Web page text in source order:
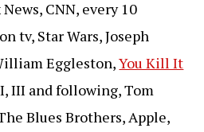
CNN, every 10
tv, Star Wars, Joseph
Eggleston,You Kill It
III and following, Tom
Blues Brothers, Apple,